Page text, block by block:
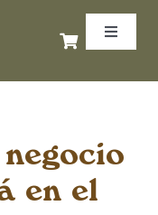
Toggle
en el